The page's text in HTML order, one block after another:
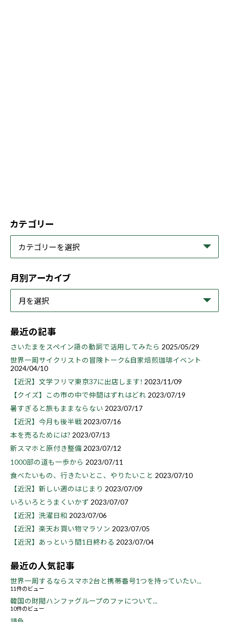
カテゴリー
月別アーカイブ
最近の記事
さいたまをスペイン語の動詞で活用してみたら 2025/05/29
世界一周サイクリストの冒険トーク&自家焙煎珈琲イベント
2024/04/10
【近況】文学フリマ東京37に出店します! 2023/11/09
【クイズ】この市の中で仲間はずれはどれ 2023/07/19
暑すぎると旅もままならない 2023/07/17
【近況】今月も後半戦2023/07/16
本を売るためには? 2023/07/13
新スマホと原付き整備2023/07/12
1000部の道も一歩から 2023/07/11
食べたいもの、行きたいとこ、やりたいこと 2023/07/10
【近況】新しい週のはじまり 2023/07/09
いろいろとうまくいかず 2023/07/07
【近況】洗濯日和 2023/07/06
【近況】楽天お買い物マラソン 2023/07/05
【近況】あっという間1日終わる 2023/07/04
最近の人気記事
世界一周するならスマホ2台と携帯番号1つを持っていたい...
11件のビュー
韓国の財閥ハンファグループのファについて...
10件のビュー